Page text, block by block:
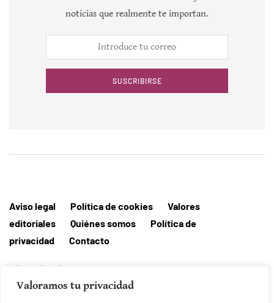
Valoramos tu privacidad
noticias que realmente te importan.
SUSCRIBIRSE
Aviso legal Política de cookies
Valores
editoriales
Quiénes somos
Política de
privacidad
Contacto
Editorial MallorcaHora